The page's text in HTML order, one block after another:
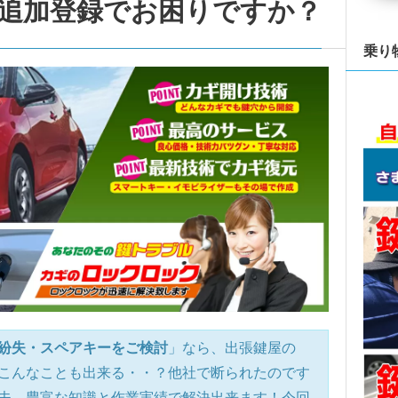
加登録でお困りですか？
失・スペアキーをご検討 」なら、出張鍵屋の
んなことも出来る・・？他社で断られたのです
乗り